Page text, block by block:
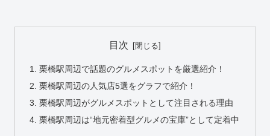
目次
栗橋駅周辺で話題のグルメスポットを厳選紹介！
栗橋駅周辺の人気店5選をグラフで紹介！
栗橋駅周辺がグルメスポットとして注目される理由
栗橋駅周辺は“地元密着型グルメの宝庫”として定着中